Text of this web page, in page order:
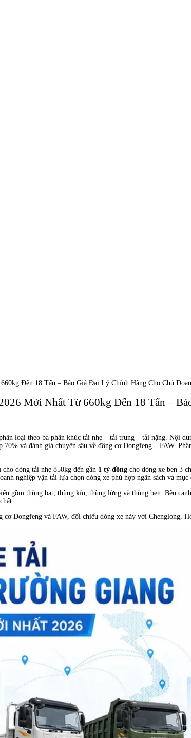
Đến 18 Tấn – Báo Giá Đại Lý Chính Hãng Cho Chủ
Mới Nhất Từ 660kg Đến 18 Tấn –
loại theo ba phân khúc tải nhẹ – tải trung – tải nặng. Nội
và đánh giá chuyên sâu về động cơ Dongfeng – FAW.
cho dòng tải nhẹ 850kg đến gần 1 tỷ đồng cho dòng xe ben 3
nghiệp vận tải lựa chọn dòng xe phù hợp ngân sách và mục
gồm thùng bạt, thùng kín, thùng lửng và thùng ben. Bên
Dongfeng và FAW, đối chiếu dòng xe này với Chenglong,